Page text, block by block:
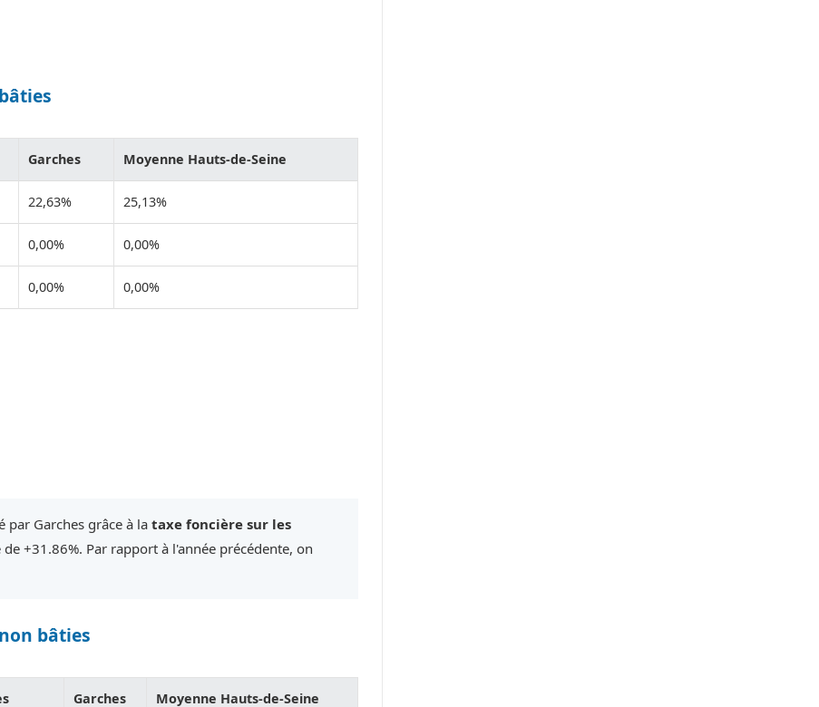
Garches Moyenne Hauts-de-Seine
22,63% 25,13%
0,00% 0,00%
0,00% 0,00%
Garches grâce à la taxe foncière sur les
+31.86%. Par rapport à l'année précédente, on
bâties
Garches Moyenne Hauts-de-Seine